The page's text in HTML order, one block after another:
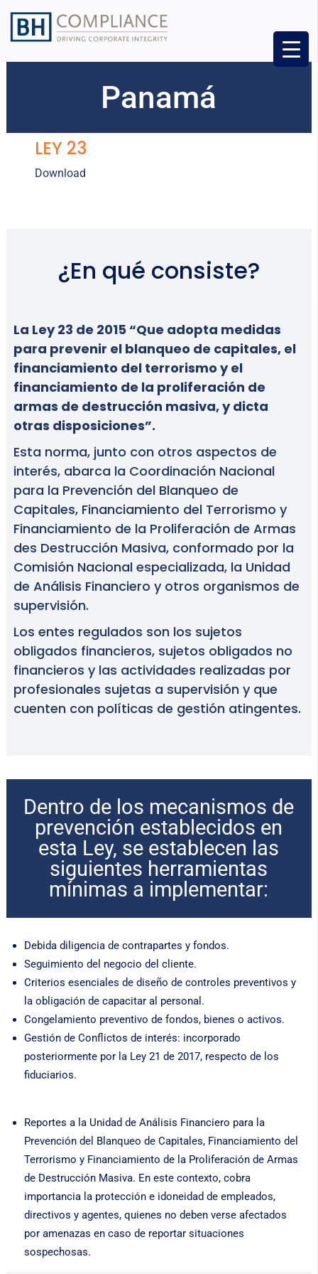
Panamá
LEY 23
Download
¿En qué consiste?
La Ley 23 de 2015 “Que adopta medidas
para prevenir el blanqueo de capitales, el
financiamiento del terrorismo y el
financiamiento de la proliferación de
armas de destrucción masiva, y dicta
otras disposiciones”.
Esta norma, junto con otros aspectos de
interés, abarca la Coordinación Nacional
para la Prevención del Blanqueo de
Capitales, Financiamiento del Terrorismo y
Financiamiento de la Proliferación de Armas
des Destrucción Masiva, conformado por la
Comisión Nacional especializada, la Unidad
de Análisis Financiero y otros organismos de
supervisión.
Los entes regulados son los sujetos
obligados financieros, sujetos obligados no
financieros y las actividades realizadas por
profesionales sujetas a supervisión y que
cuenten con políticas de gestión atingentes.
Dentro de los mecanismos de
prevención establecidos en
esta Ley, se establecen las
siguientes herramientas
mínimas a implementar:
Debida diligencia de contrapartes y fondos.
Seguimiento del negocio del cliente.
Criterios esenciales de diseño de controles preventivos y
la obligación de capacitar al personal.
Congelamiento preventivo de fondos, bienes o activos.
Gestión de Conflictos de interés: incorporado
posteriormente por la Ley 21 de 2017, respecto de los
fiduciarios.
Reportes a la Unidad de Análisis Financiero para la
Prevención del Blanqueo de Capitales, Financiamiento del
Terrorismo y Financiamiento de la Proliferación de Armas
de Destrucción Masiva. En este contexto, cobra
importancia la protección e idoneidad de empleados,
directivos y agentes, quienes no deben verse afectados
por amenazas en caso de reportar situaciones
sospechosas.